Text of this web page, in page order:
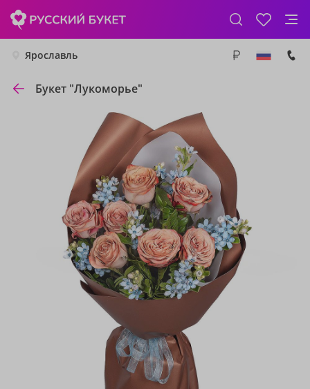
Ярославль
Букет "Лукоморье"